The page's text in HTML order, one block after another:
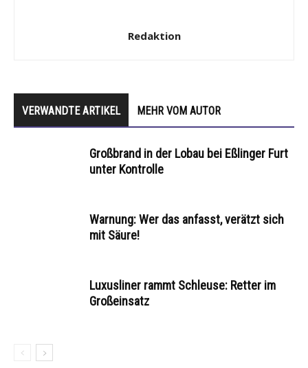
Redaktion
VERWANDTE ARTIKEL MEHR VOM AUTOR
Großbrand in der Lobau bei Eßlinger Furt
unter Kontrolle
Warnung: Wer das anfasst, verätzt sich
mit Säure!
Luxusliner rammt Schleuse: Retter im
Großeinsatz